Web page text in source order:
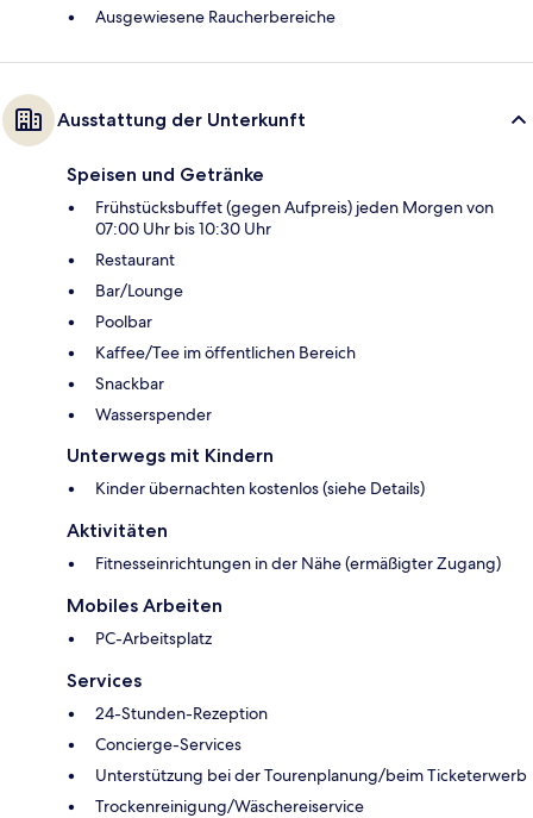
Ausgewiesene Raucherbereiche
Ausstattung der Unterkunft
Speisen und Getränke
Frühstücksbuffet (gegen Aufpreis) jeden Morgen von
07:00 Uhr bis 10:30 Uhr
Restaurant
Bar/Lounge
Poolbar
Kaffee/Tee im öffentlichen Bereich
Snackbar
Wasserspender
Unterwegs mit Kindern
Kinder übernachten kostenlos (siehe Details)
Aktivitäten
Fitnesseinrichtungen in der Nähe (ermäßigter Zugang)
Mobiles Arbeiten
PC-Arbeitsplatz
Services
24-Stunden-Rezeption
Concierge-Services
Unterstützung bei der Tourenplanung/beim Ticketerwerb
Trockenreinigung/Wäschereiservice